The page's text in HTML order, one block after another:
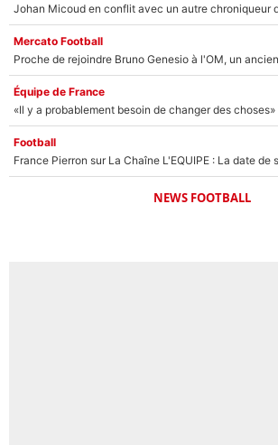
Mercato Football
Équipe de France
Football
NEWS FOOTBALL